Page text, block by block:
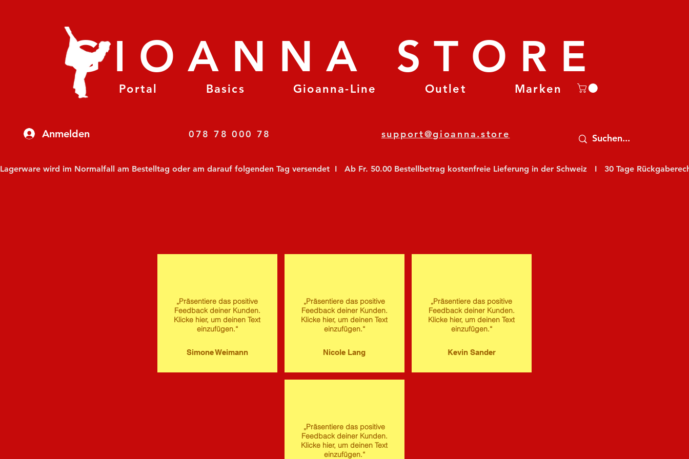
Anmelden
Portal Basics Gioanna-Line Outlet Marken
GIOANNA STORE
078 78 000 78 support@gioanna.store
Lagerware wird im Normalfall am Bestelltag oder am darauf folgenden Tag versendet  I   Ab Fr. 50.00 Bestellbetrag kostenfreie Lieferung in der Schweiz   I   30 Tage
„Präsentiere das positive
Feedback deiner Kunden.
Klicke hier, um deinen Text
einzufügen.“
Simone Weimann
„Präsentiere das positive
Feedback deiner Kunden.
Klicke hier, um deinen Text
einzufügen.“
Nicole Lang
„Präsentiere das positive
Feedback deiner Kunden.
Klicke hier, um deinen Text
einzufügen.“
Kevin Sander
„Präsentiere das positive
Feedback deiner Kunden.
Klicke hier, um deinen Text
einzufügen.“